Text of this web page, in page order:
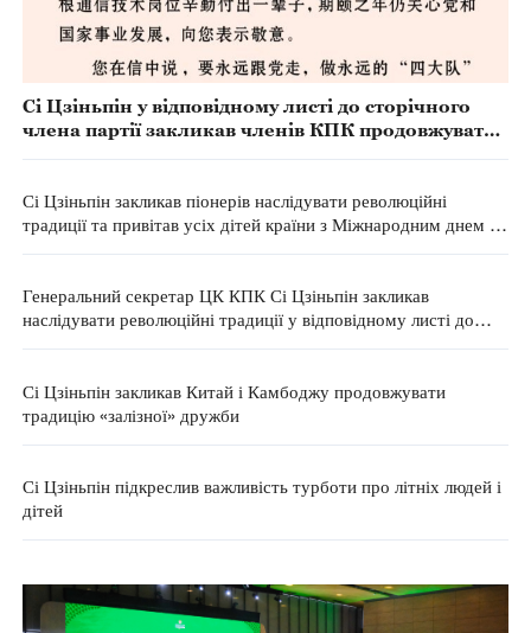
Сі Цзіньпін у відповідному листі до сторічного
члена партії закликав членів КПК продовжувати
Сі Цзіньпін закликав піонерів наслідувати революційні
традиції та привітав усіх дітей країни з Міжнародним днем ​​
Генеральний секретар ЦК КПК Сі Цзіньпін закликав
наслідувати революційні традиції у відповідному листі до
Сі Цзіньпін закликав Китай і Камбоджу продовжувати
традицію «залізної» дружби
Сі Цзіньпін підкреслив важливість турботи про літніх людей і
дітей